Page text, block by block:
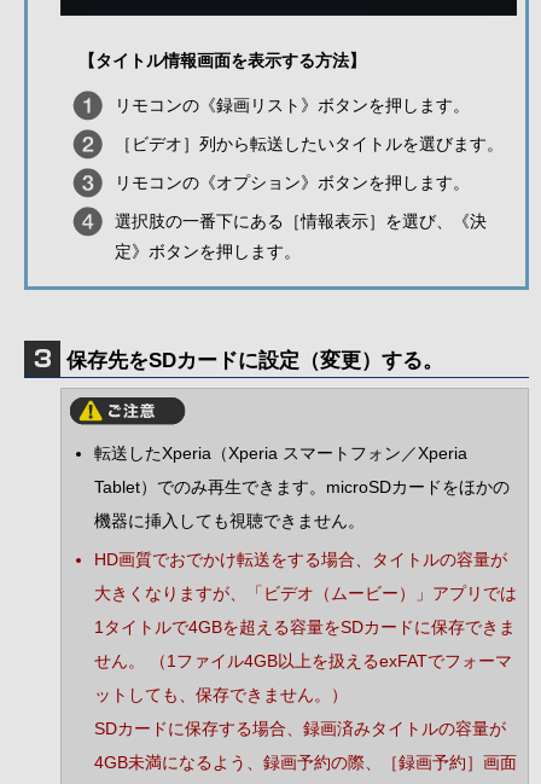
【タイトル情報画面を表示する方法】
リモコンの《録画リスト》ボタンを押します。
［ビデオ］列から転送したいタイトルを選びます。
リモコンの《オプション》ボタンを押します。
選択肢の一番下にある［情報表示］を選び、《決
定》ボタンを押します。
保存先をSDカードに設定（変更）する。
転送したXperia（Xperia スマートフォン／Xperia
Tablet）でのみ再生できます。microSDカードをほかの
機器に挿入しても視聴できません。
HD画質でおでかけ転送をする場合、タイトルの容量が
大きくなりますが、「ビデオ（ムービー）」アプリでは
1タイトルで4GBを超える容量をSDカードに保存できま
せん。 （1ファイル4GB以上を扱えるexFATでフォーマ
ットしても、保存できません。）
SDカードに保存する場合、録画済みタイトルの容量が
4GB未満になるよう、録画予約の際、［録画予約］画面